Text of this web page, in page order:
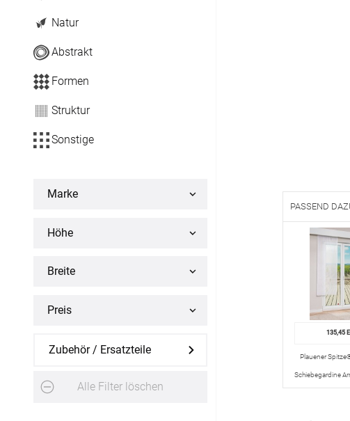
Maßanfertigung
Fliegengitter
Natur
Abstrakt
Formen
Struktur
Sonstige
Marke
Höhe
Breite
Preis
Zubehör / Ersatzteile
Alle Filter löschen
PASSEND
135,45
Plauener
Schiebegardine